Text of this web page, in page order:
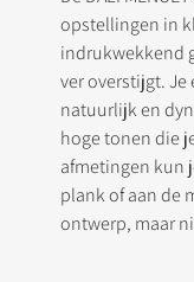
opstellingen in
indrukwekkend
ver overstijgt.
natuurlijk en
hoge tonen die
afmetingen kun
plank of aan de
ontwerp, maar